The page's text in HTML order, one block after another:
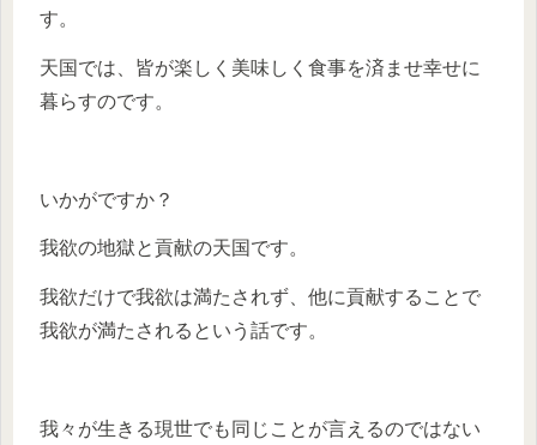
す。
天国では、皆が楽しく美味しく食事を済ませ幸せに
暮らすのです。
いかがですか？
我欲の地獄と貢献の天国です。
我欲だけで我欲は満たされず、他に貢献することで
我欲が満たされるという話です。
我々が生きる現世でも同じことが言えるのではない